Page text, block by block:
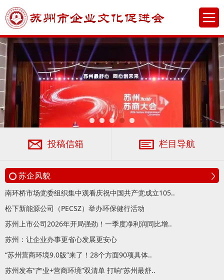
投稿信箱 栏目导航
苏企风貌
南环桥市场党委组织集中观看庆祝中国共产党成立105..
松下新能源公司（PECSZ）举办环保健行活动
苏州上市公司2026年开局强劲！一季度净利润同比增..
苏州：让企业办事更省心发展更安心
“苏州营商环境9.0版”来了！28个方面90项具体..
苏州发布“产业+营商环境”双清单 打响“苏州最舒..